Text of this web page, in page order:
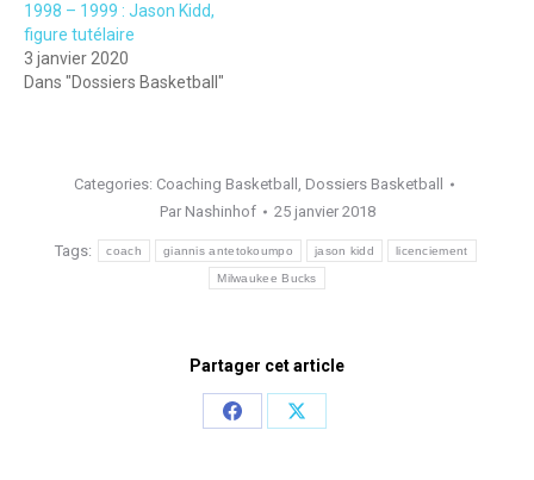
1998 – 1999 : Jason Kidd,
figure tutélaire
3 janvier 2020
Dans "Dossiers Basketball"
Categories: Coaching Basketball , Dossiers Basketball
Par Nashinhof 25 janvier 2018
Tags: coach giannis antetokoumpo jason kidd licenciement
Milwaukee Bucks
Partager cet article
Share
Share